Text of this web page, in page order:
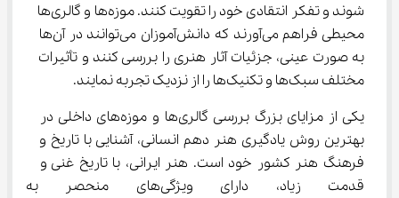
شوند و تفکر انتقادی خود را تقویت کنند. موزه‌ها و گالری‌ها
محیطی فراهم می‌آورند که دانش‌آموزان می‌توانند در آن‌ها
به صورت عینی، جزئیات آثار هنری را بررسی کنند و تأثیرات
مختلف سبک‌ها و تکنیک‌ها را از نزدیک تجربه نمایند.
یکی از مزایای بزرگ بررسی گالری‌ها و موزه‌های داخلی در
بهترین روش یادگیری هنر دهم انسانی، آشنایی با تاریخ و
فرهنگ هنر کشور خود است. هنر ایرانی، با تاریخ غنی و
قدمت زیاد، دارای